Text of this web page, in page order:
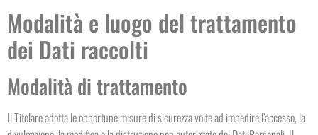
Modalità e luogo del trattamento
dei Dati raccolti
Modalità di trattamento
Il Titolare adotta le opportune misure di sicurezza volte ad impedire l’accesso, la